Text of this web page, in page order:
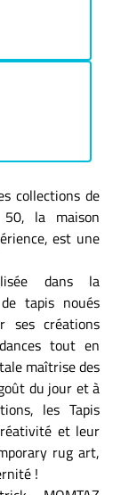
collections de
la maison
est une
dans la
tapis noués
ses créations
tout en
maîtrise des
du jour et à
les Tapis
et leur
rug art,
!